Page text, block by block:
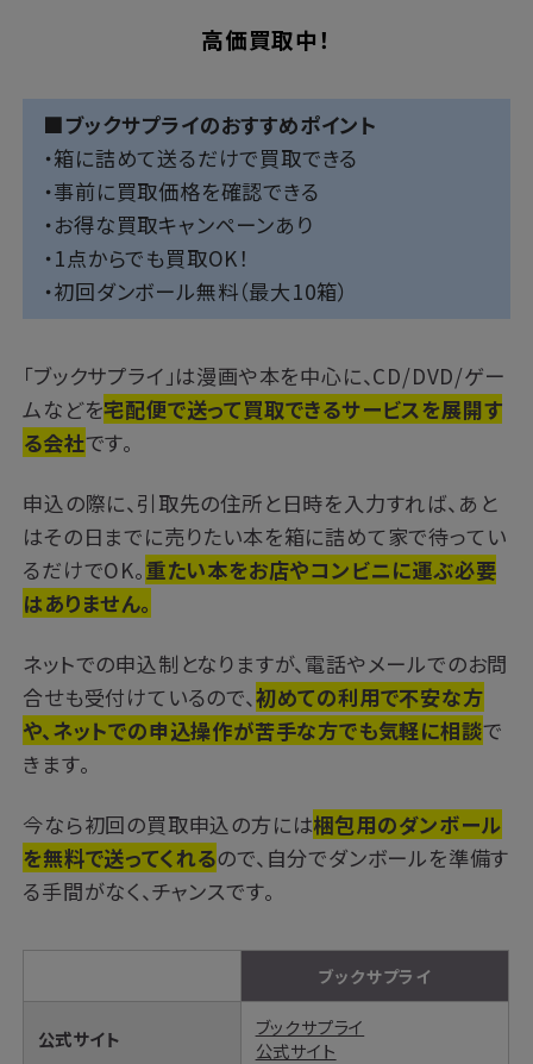
高価買取中！
■ブックサプライのおすすめポイント
・箱に詰めて送るだけで買取できる
・事前に買取価格を確認できる
・お得な買取キャンペーンあり
・1点からでも買取OK！
・初回ダンボール無料（最大10箱）
「ブックサプライ」は漫画や本を中心に、CD/DVD/ゲー
ムなどを宅配便で送って買取できるサービスを展開す
る会社です。
申込の際に、引取先の住所と日時を入力すれば、あと
はその日までに売りたい本を箱に詰めて家で待ってい
るだけでOK。重たい本をお店やコンビニに運ぶ必要
はありません。
ネットでの申込制となりますが、電話やメールでのお問
合せも受付けているので、初めての利用で不安な方
や、ネットでの申込操作が苦手な方でも気軽に相談で
きます。
今なら初回の買取申込の方には梱包用のダンボール
を無料で送ってくれるので、自分でダンボールを準備す
る手間がなく、チャンスです。
ブックサプライ
公式サイト
ブックサプライ
公式サイト